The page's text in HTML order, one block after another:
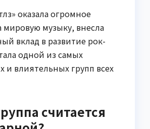
оказала огромное
мировую музыку, внесла
вклад в развитие рок-
одной из самых
и влиятельных групп всех
считается